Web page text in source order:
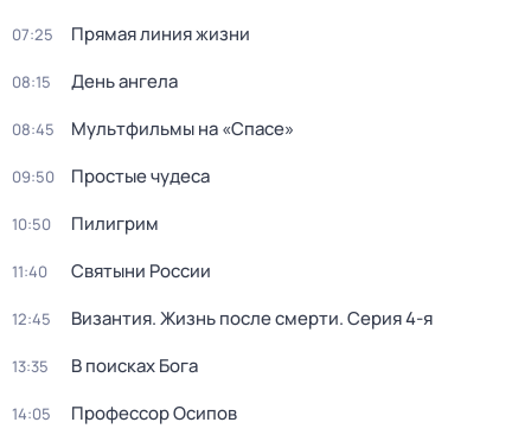
07:25 Прямая линия жизни
08:15 День ангела
08:45 Мультфильмы на «Спасе»
09:50 Простые чудеса
10:50 Пилигрим
11:40 Святыни России
12:45 Византия. Жизнь после смерти. Серия 4-я
13:35 В поисках Бога
14:05 Пpофессор Осипoв